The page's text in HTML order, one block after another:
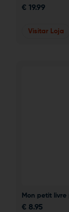
€ 19.99
Visitar Loja
Mon petit
€ 8.95